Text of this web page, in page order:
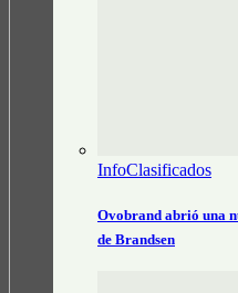
InfoClasificados
Ovobrand abrió una
de Brandsen